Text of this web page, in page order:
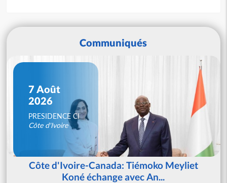
Communiqués
7 Août
2026
PRESIDENCE CI
Côte d'Ivoire
Côte d'Ivoire-Canada: Tiémoko Meyliet
Koné échange avec An...